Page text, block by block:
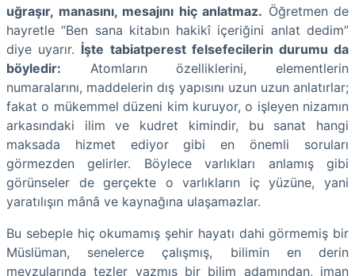
uğraşır, manasını, mesajını hiç anlatmaz. Öğretmen de
hayretle “Ben sana kitabın hakikî içeriğini anlat dedim”
diye uyarır. İşte tabiatperest felsefecilerin durumu da
böyledir: Atomların özelliklerini, elementlerin
numaralarını, maddelerin dış yapısını uzun uzun anlatırlar;
fakat o mükemmel düzeni kim kuruyor, o işleyen nizamın
arkasındaki ilim ve kudret kimindir, bu sanat hangi
maksada hizmet ediyor gibi en önemli soruları
görmezden gelirler. Böylece varlıkları anlamış gibi
görünseler de gerçekte o varlıkların iç yüzüne, yani
yaratılışın mânâ ve kaynağına ulaşamazlar.
Bu sebeple hiç okumamış şehir hayatı dahi görmemiş bir
Müslüman, senelerce çalışmış, bilimin en derin
mevzularında tezler yazmış bir bilim adamından, iman